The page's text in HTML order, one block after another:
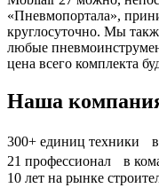
«Пневмопортала»,
круглосуточно. Мы
любые
цена всего комплекта
Наша
300+ единиц техники в
21 профессионал в
10 лет на рынке